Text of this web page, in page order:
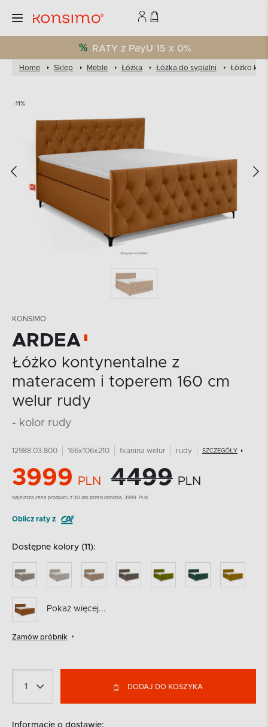
RATY z PayU 15 x 0%
Home Sklep Meble Łóżka Łóżka do sypialni Łóżko
-11%
KONSIMO
ARDEA
Łóżko kontynentalne z
materacem i toperem 160 cm
welur rudy
- kolor rudy
12988.03.800 166x106x210 tkanina welur rudy SZCZEGÓŁY
3999 PLN 4499 PLN
Najnizsza cena produktu z 30 dni przed obniżką: 3999 PLN
Oblicz raty z
Dostępne kolory (11):
Pokaż więcej...
Zamów próbnik
DODAJ DO KOSZYKA
Informacje o dostawie: